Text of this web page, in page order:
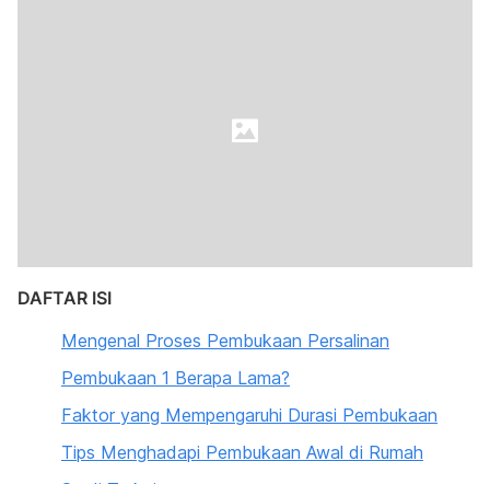
DAFTAR ISI
Mengenal Proses Pembukaan Persalinan
Pembukaan 1 Berapa Lama?
Faktor yang Mempengaruhi Durasi Pembukaan
Tips Menghadapi Pembukaan Awal di Rumah